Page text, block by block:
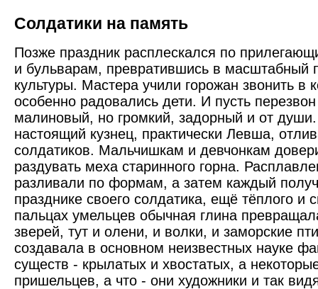
Солдатики на память
Позже праздник расплескался по
и бульварам, превратившись в масштабный
культуры. Мастера учили горожан звонить в
особенно радовались дети. И пусть
малиновый, но громкий, задорный и от
настоящий кузнец, практически Левша,
солдатиков. Мальчишкам и девчонкам
раздувать меха старинного горна.
разливали по формам, а затем каждый
празднике своего солдатика, ещё тёплого и
пальцах умельцев обычная глина
зверей, тут и олени, и волки, и заморские
создавала в основном неизвестных науке
существ - крылатых и хвостатых, а
пришельцев, а что - они художники и так